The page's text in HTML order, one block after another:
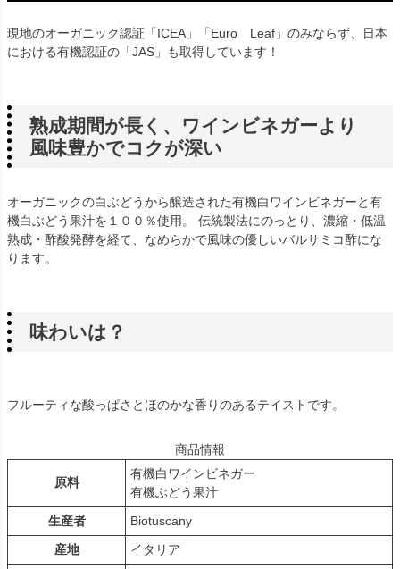
現地のオーガニック認証「ICEA」「Euro Leaf」のみならず、日本
における有機認証の「JAS」も取得しています！
熟成期間が長く、ワインビネガーより
風味豊かでコクが深い
オーガニックの白ぶどうから醸造された有機白ワインビネガーと有
機白ぶどう果汁を１００％使用。 伝統製法にのっとり、濃縮・低温
熟成・酢酸発酵を経て、なめらかで風味の優しいバルサミコ酢にな
ります。
味わいは？
フルーティな酸っぱさとほのかな香りのあるテイストです。
商品情報
原料
有機白ワインビネガー
有機ぶどう果汁
生産者
Biotuscany
産地
イタリア